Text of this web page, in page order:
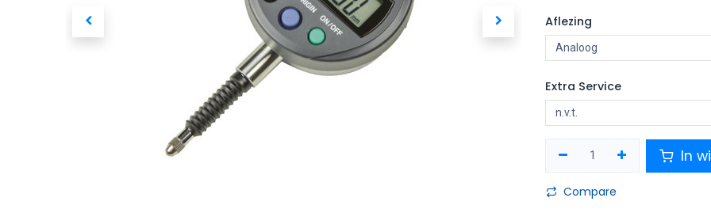
Aflezing
Extra Service
In
Compare